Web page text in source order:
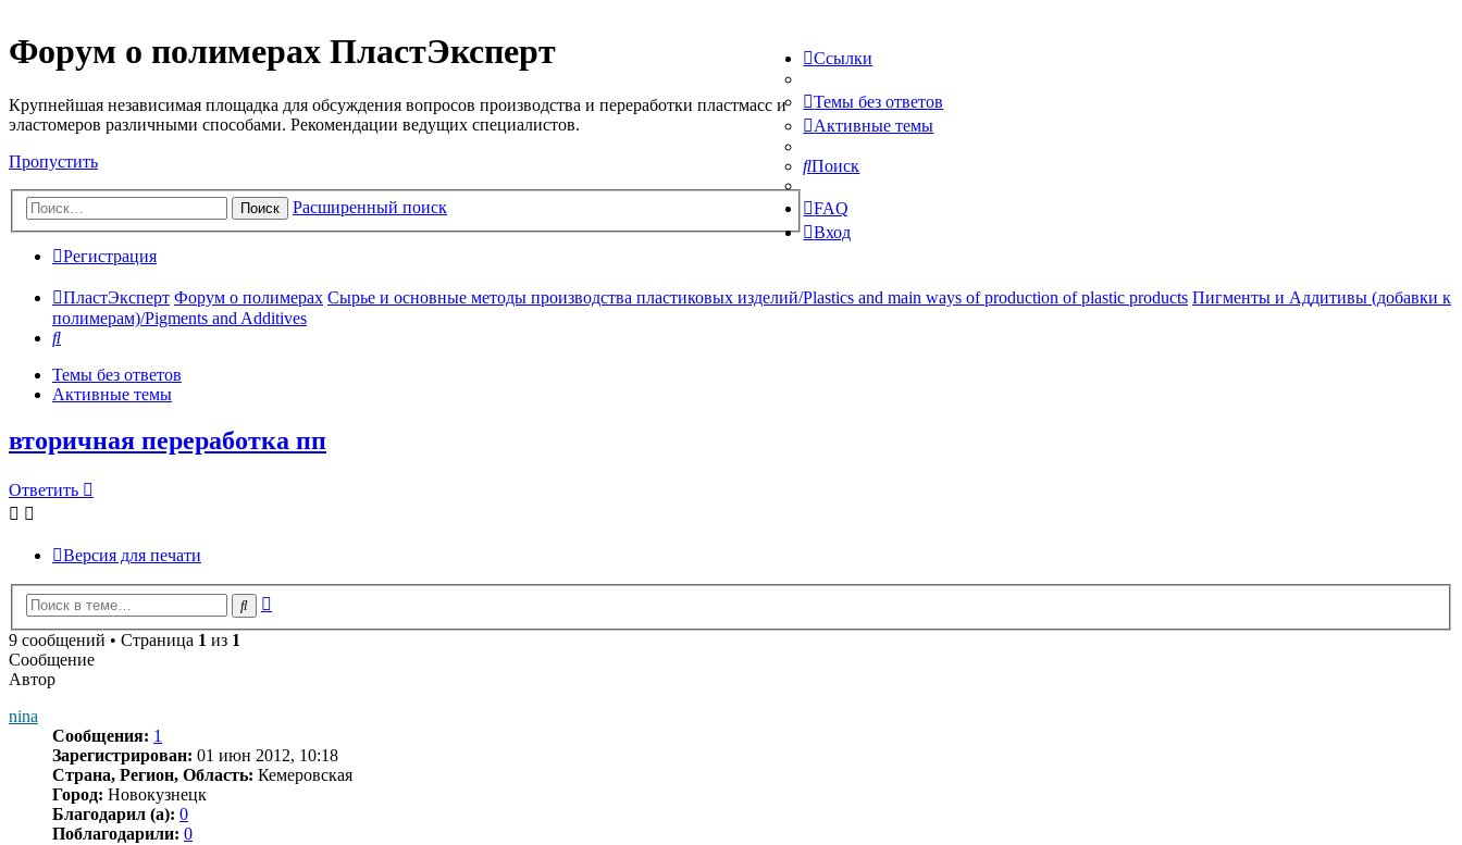
Форум о полимерах ПластЭксперт
Крупнейшая независимая площадка для обсуждения вопросов производства и переработки пластмасс и
эластомеров различными способами. Рекомендации ведущих специалистов.
Пропустить
Поиск Расширенный поиск
Ссылки
Темы без ответов
Активные темы
Поиск
FAQ
Вход
Регистрация
ПластЭксперт Форум о полимерах Сырье и основные методы производства пластиковых изделий/Plastics and main ways of production of plastic products Пигменты и Аддитивы (добавки к
полимерам)/Pigments and Additives
Поиск
Темы без ответов
Активные темы
вторичная переработка пп
Ответить
Версия для печати
Поиск
9 сообщений • Страница 1 из 1
Сообщение
Автор
nina
Сообщения: 1
Зарегистрирован: 01 июн 2012, 10:18
Страна, Регион, Область: Кемеровская
Город: Новокузнецк
Благодарил (а): 0
Поблагодарили: 0